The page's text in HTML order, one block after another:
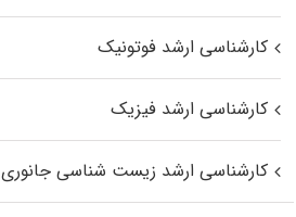
کارشناسی ارشد فوتونیک
کارشناسی ارشد فیزیک
کارشناسی ارشد زیست‌ شناسی جانوری